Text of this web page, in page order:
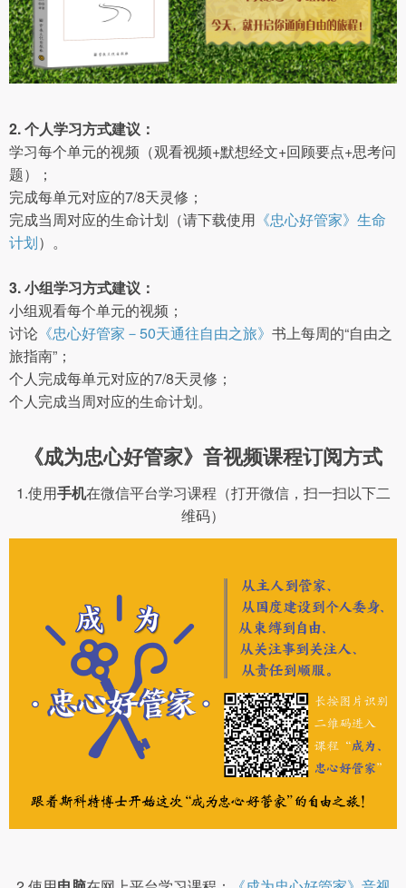
2. 个人学习方式建议：
学习每个单元的视频（观看视频+默想经文+回顾要点+思考问
题）；
完成每单元对应的7/8天灵修；
完成当周对应的生命计划（请下载使用 《忠心好管家》生命
计划）。
3. 小组学习方式建议：
小组观看每个单元的视频；
讨论 《忠心好管家－50天通往自由之旅》 书上每周的“自由之
旅指南”；
个人完成每单元对应的7/8天灵修；
个人完成当周对应的生命计划。
《成为忠心好管家》音视频课程订阅方式
1.使用手机在微信平台学习课程（打开微信，扫一扫以下二
维码）